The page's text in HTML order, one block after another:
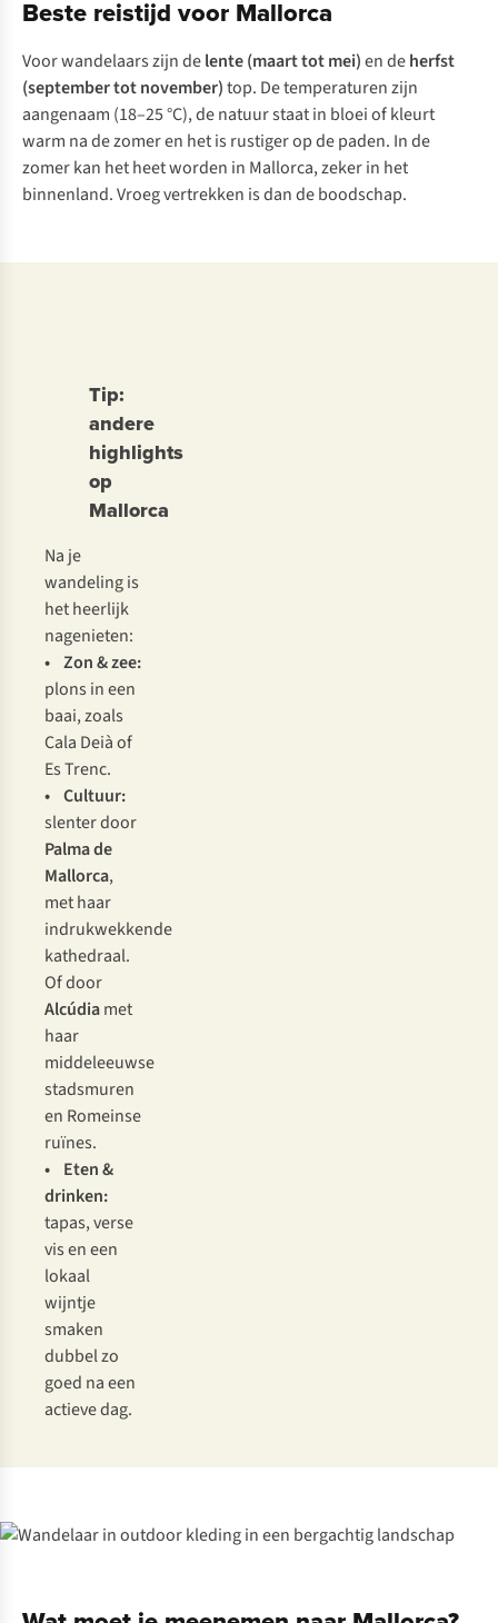
Beste reistijd voor Mallorca
Voor wandelaars zijn delente (maart tot mei)en deherfst
(september tot november)top. De temperaturen zijn
aangenaam (18–25 °C), de natuur staat in bloei of kleurt
warm na de zomer en het is rustiger op de paden. In de
zomer kan het heet worden in Mallorca, zeker in het
binnenland. Vroeg vertrekken is dan de boodschap.
Tip:
andere
highlights
op
Mallorca
Na je
wandeling is
het heerlijk
nagenieten:
• Zon & zee:
plons in een
baai, zoals
Cala Deià of
Es Trenc.
• Cultuur:
slenter door
Palma de
Mallorca,
met haar
indrukwekkende
kathedraal.
Of door
Alcúdiamet
haar
middeleeuwse
stadsmuren
en Romeinse
ruïnes.
• Eten &
drinken:
tapas, verse
vis en een
lokaal
wijntje
smaken
dubbel zo
goed na een
actieve dag.